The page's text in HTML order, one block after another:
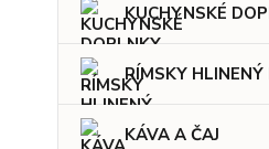
KUCHYNSKÉ
RÍMSKY HLINENÝ
KÁVA A ČAJ